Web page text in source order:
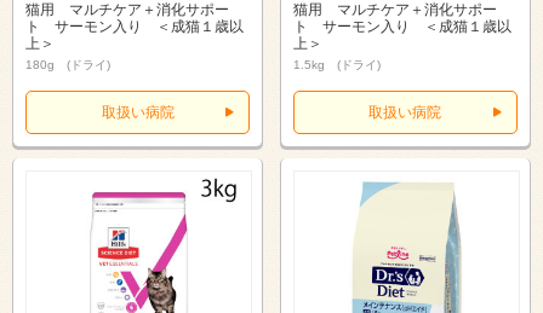
猫用 マルチケア＋消化サポー
ト サーモン入り ＜成猫１歳以
上＞
180g (ドライ)
取扱い病院
猫用 マルチケア＋消化サポー
ト サーモン入り ＜成猫１歳以
上＞
1.5kg (ドライ)
取扱い病院